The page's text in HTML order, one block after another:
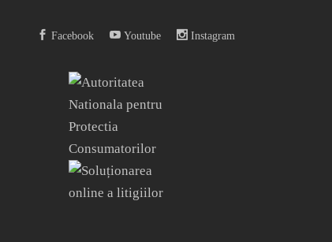
Facebook Youtube Instagram